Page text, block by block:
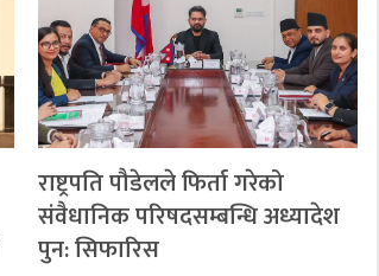
राष्ट्रपति पौडेलले फिर्ता गरेको
संवैधानिक परिषदसम्बन्धि अध्यादेश
पुन: सिफारिस